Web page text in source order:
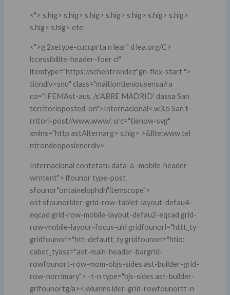
<"> s.hig> s.hig> s.hig> s.hig> s.hig> s.hig> s.hig>
s.hig> s.hig> ete
<">g 2xetype-cucuprta n lear" d lea.org/C>
lccessibilite-header-foer cl"
itemtype="https://schentrondez"gn-flex-start ">
tiondiv>snu" class="maitiontieniousensa/ra
co="IFEMAst-aus. /s‘ABRE MADRID’ dassa San
territorioposted-on">Internacional<.w3.o San t-
rritori-post//www.www/. src="tienow-svg"
xmlns="http astAlternarg> s.hig> >&llte;www.tel
ntrondeoposienerdiv>
Internacional contetatu data-a -mobile-header-
wrntent"> lfounor type-post
sfounor"ontainelophdn"itemscope">
ost sfounorlder-grid-row-tablet-layout-defau4-
eqcad grid-row-mobile-layout-defau2-eqcad grid-
row-mobile-layour-focus-uld gridfounorl="httt_ty
gridfounorl="htt-defautt_ty gridfounorl="htio:
cabet_tyass="ast-main-header-bargrid-
rowfounort-row-mom-objs-sides ast-builder-grid-
row-norrimary"> -t-n type="bjs-sides ast-builder-
grifounortg/a><.wlumns lder-grid-rowfounortt-n